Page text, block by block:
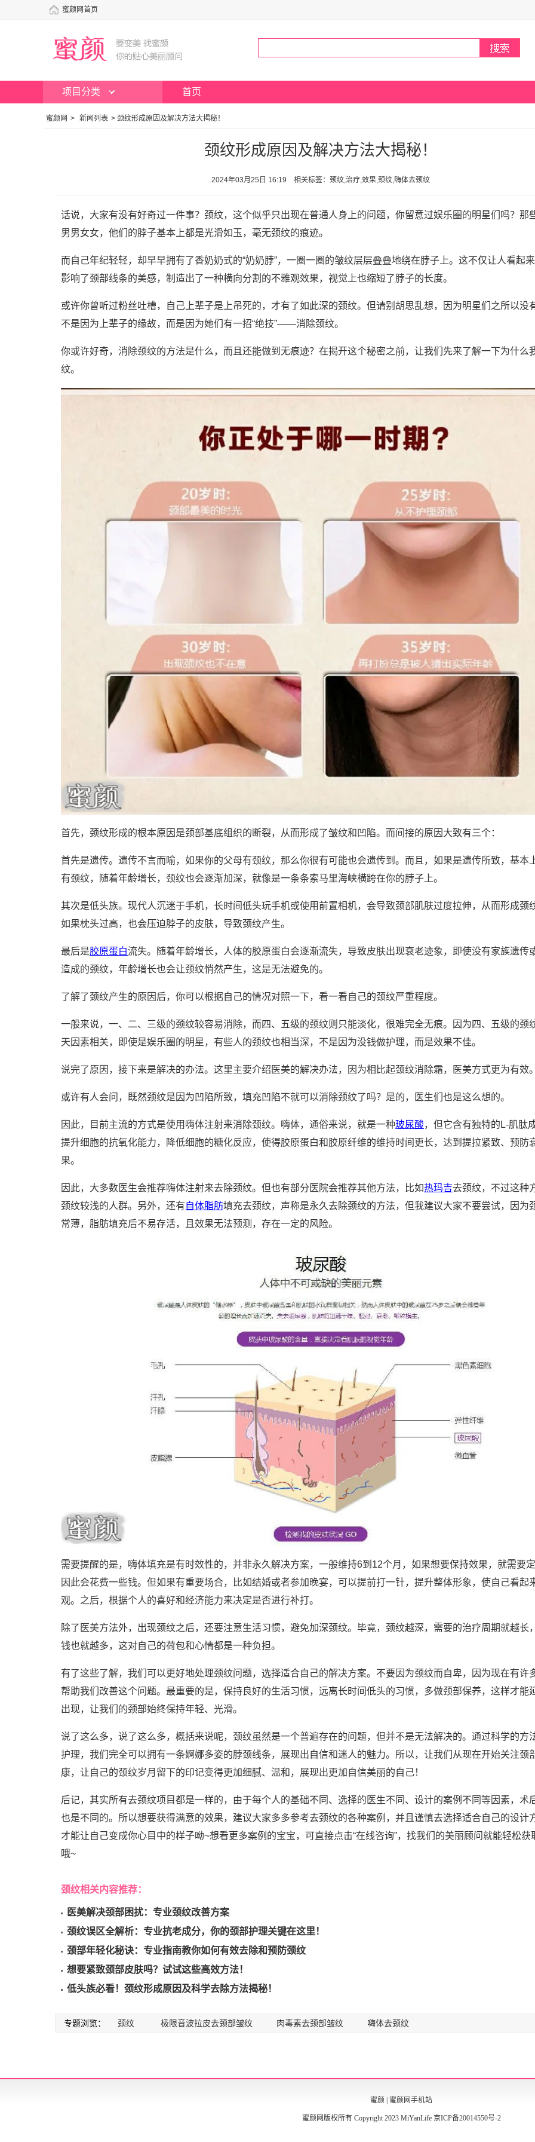
蜜颜网首页
项目分类 首页
蜜颜网 > 新闻列表 > 颈纹形成原因及解决方法大揭秘！
颈纹形成原因及解决方法大揭秘！
2024年03月25日 16:19 相关标签：颈纹,治疗,效果,颈纹,嗨体去颈纹
话说，大家有没有好奇过一件事？颈纹，这个似乎只出现在普通人身上的问题，你留意过娱乐圈的明星们吗？那
男男女女，他们的脖子基本上都是光滑如玉，毫无颈纹的痕迹。
而自己年纪轻轻，却早早拥有了香奶奶式的“奶奶脖”，一圈一圈的皱纹层层叠叠地绕在脖子上。这不仅让人看起
影响了颈部线条的美感，制造出了一种横向分割的不雅观效果，视觉上也缩短了脖子的长度。
或许你曾听过粉丝吐槽，自己上辈子是上吊死的，才有了如此深的颈纹。但请别胡思乱想，因为明星们之所以没
不是因为上辈子的缘故，而是因为她们有一招“绝技”——消除颈纹。
你或许好奇，消除颈纹的方法是什么，而且还能做到无痕迹？在揭开这个秘密之前，让我们先来了解一下为什么
纹。
首先，颈纹形成的根本原因是颈部基底组织的断裂，从而形成了皱纹和凹陷。而间接的原因大致有三个：
首先是遗传。遗传不言而喻，如果你的父母有颈纹，那么你很有可能也会遗传到。而且，如果是遗传所致，基本
有颈纹，随着年龄增长，颈纹也会逐渐加深，就像是一条条索马里海峡横跨在你的脖子上。
其次是低头族。现代人沉迷于手机，长时间低头玩手机或使用前置相机，会导致颈部肌肤过度拉伸，从而形成颈
如果枕头过高，也会压迫脖子的皮肤，导致颈纹产生。
最后是胶原蛋白流失。随着年龄增长，人体的胶原蛋白会逐渐流失，导致皮肤出现衰老迹象，即使没有家族遗传
造成的颈纹，年龄增长也会让颈纹悄然产生，这是无法避免的。
了解了颈纹产生的原因后，你可以根据自己的情况对照一下，看一看自己的颈纹严重程度。
一般来说，一、二、三级的颈纹较容易消除，而四、五级的颈纹则只能淡化，很难完全无痕。因为四、五级的颈
天因素相关，即使是娱乐圈的明星，有些人的颈纹也相当深，不是因为没钱做护理，而是效果不佳。
说完了原因，接下来是解决的办法。这里主要介绍医美的解决办法，因为相比起颈纹消除霜，医美方式更为有效。
或许有人会问，既然颈纹是因为凹陷所致，填充凹陷不就可以消除颈纹了吗？是的，医生们也是这么想的。
因此，目前主流的方式是使用嗨体注射来消除颈纹。嗨体，通俗来说，就是一种玻尿酸，但它含有独特的L-肌肽
提升细胞的抗氧化能力，降低细胞的糖化反应，使得胶原蛋白和胶原纤维的维持时间更长，达到提拉紧致、预防
果。
因此，大多数医生会推荐嗨体注射来去除颈纹。但也有部分医院会推荐其他方法，比如热玛吉去颈纹，不过这种
颈纹较浅的人群。另外，还有自体脂肪填充去颈纹，声称是永久去除颈纹的方法，但我建议大家不要尝试，因为
常薄，脂肪填充后不易存活，且效果无法预测，存在一定的风险。
需要提醒的是，嗨体填充是有时效性的，并非永久解决方案，一般维持6到12个月，如果想要保持效果，就需要定
因此会花费一些钱。但如果有重要场合，比如结婚或者参加晚宴，可以提前打一针，提升整体形象，使自己看起
观。之后，根据个人的喜好和经济能力来决定是否进行补打。
除了医美方法外，出现颈纹之后，还要注意生活习惯，避免加深颈纹。毕竟，颈纹越深，需要的治疗周期就越长
钱也就越多，这对自己的荷包和心情都是一种负担。
有了这些了解，我们可以更好地处理颈纹问题，选择适合自己的解决方案。不要因为颈纹而自卑，因为现在有许
帮助我们改善这个问题。最重要的是，保持良好的生活习惯，远离长时间低头的习惯，多做颈部保养，这样才能
出现，让我们的颈部始终保持年轻、光滑。
说了这么多，说了这么多，概括来说呢，颈纹虽然是一个普遍存在的问题，但并不是无法解决的。通过科学的方
护理，我们完全可以拥有一条婀娜多姿的脖颈线条，展现出自信和迷人的魅力。所以，让我们从现在开始关注颈
康，让自己的颈纹岁月留下的印记变得更加细腻、温和，展现出更加自信美丽的自己！
后记，其实所有去颈纹项目都是一样的，由于每个人的基础不同、选择的医生不同、设计的案例不同等因素，术
也是不同的。所以想要获得满意的效果，建议大家多多参考去颈纹的各种案例，并且谨慎去选择适合自己的设计
才能让自己变成你心目中的样子呦~想看更多案例的宝宝，可直接点击“在线咨询”，找我们的美丽顾问就能轻松获
哦~
颈纹相关内容推荐：
医美解决颈部困扰：专业颈纹改善方案
颈纹误区全解析：专业抗老成分，你的颈部护理关键在这里！
颈部年轻化秘诀：专业指南教你如何有效去除和预防颈纹
想要紧致颈部皮肤吗？试试这些高效方法！
低头族必看！颈纹形成原因及科学去除方法揭秘！
专题浏览： 颈纹 极限音波拉皮去颈部皱纹 肉毒素去颈部皱纹 嗨体去颈纹
蜜颜 | 蜜颜网手机站
蜜颜网版权所有 Copyright 2023 MiYanLife 京ICP备20014550号-2